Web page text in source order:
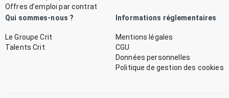
Offres d’emploi par contrat
Qui sommes-nous ?
Le Groupe Crit
Talents Crit
Informations réglementaires
Mentions légales
CGU
Données personnelles
Politique de gestion des cookies